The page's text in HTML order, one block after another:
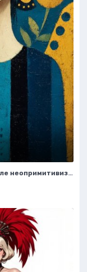
Женский портрет в стиле неопримитивизма с африканским влиянием и яркими деталями. Нейронная сеть Midjourney